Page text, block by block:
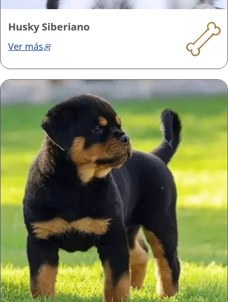
Husky Siberiano
Ver más